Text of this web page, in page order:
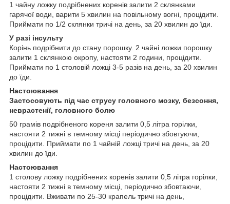
1 чайну ложку подрібнених коренів залити 2 склянками
гарячої води, варити 5 хвилин на повільному вогні, процідити.
Приймати по 1/2 склянки тричі на день, за 20 хвилин до їди.
У разі інсульту
Корінь подрібнити до стану порошку. 2 чайні ложки порошку
залити 1 склянкою окропу, настояти 2 години, процідити.
Приймати по 1 столовій ложці 3-5 разів на день, за 20 хвилин
до їди.
Настоювання
Застосовують під час струсу головного мозку, безсоння,
неврастенії, головного болю
50 грамів подрібненого кореня залити 0,5 літра горілки,
настояти 2 тижні в темному місці періодично збовтуючи,
процідити. Приймати по 1 чайній ложці тричі на день, за 20
хвилин до їди.
Настоювання
1 столову ложку подрібнених коренів залити 0,5 літра горілки,
настояти 2 тижні в темному місці, періодично збовтаючи,
процідити. Вживати по 25-30 крапель тричі на день,